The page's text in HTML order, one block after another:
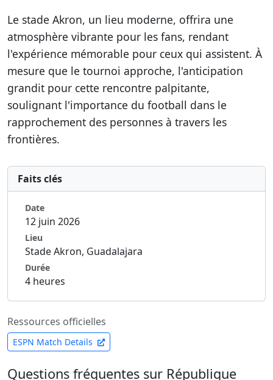
Le stade Akron, un lieu moderne, offrira une
atmosphère vibrante pour les fans, rendant
l'expérience mémorable pour ceux qui assistent. À
mesure que le tournoi approche, l'anticipation
grandit pour cette rencontre palpitante,
soulignant l'importance du football dans le
rapprochement des personnes à travers les
frontières.
Faits clés
Date
12 juin 2026
Lieu
Stade Akron, Guadalajara
Durée
4 heures
Ressources officielles
ESPN Match Details
Questions fréquentes sur République